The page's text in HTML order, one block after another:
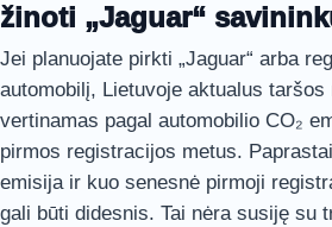
žinoti „Jaguar“
Jei planuojate pirkti „Jaguar“ arba
automobilį, Lietuvoje aktualus
vertinamas pagal automobilio CO₂
pirmos registracijos metus.
emisija ir kuo senesnė pirmoji
gali būti didesnis. Tai nėra susiję su